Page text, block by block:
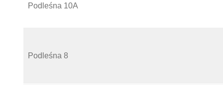
Podleśna 10A
Podleśna 8